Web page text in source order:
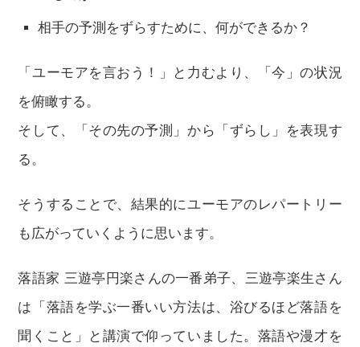
相手の予測をずらすために、何ができるか？
「ユーモアを言おう！」と力むより、「今」の状況
を俯瞰する。
そして、「その先の予測」から「ずらし」を表現す
る。
そうすることで、結果的にユーモアのレパートリー
も広がっていくように思います。
落語家 三遊亭円楽さんの一番弟子、三遊亭楽生さん
は「落語を学ぶ一番いい方法は、浴びるほど落語を
聞くこと」と講演で仰っていました。落語や漫才を